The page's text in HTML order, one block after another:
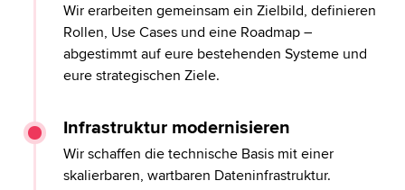
Wir erarbeiten gemeinsam ein Zielbild, definieren
Rollen, Use Cases und eine Roadmap –
abgestimmt auf eure bestehenden Systeme und
eure strategischen Ziele.
Infrastruktur modernisieren
Wir schaffen die technische Basis mit einer
skalierbaren, wartbaren Dateninfrastruktur.